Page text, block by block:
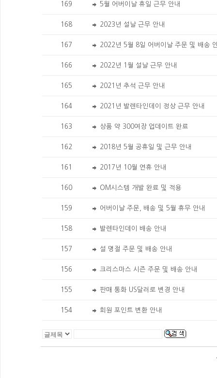
169 5월 어버이날 휴일 근무 안내
168 2023년 설날 근무 안내
167 2022년 5월 8일 어버이날 주문 및 배송
166 2022년 1월 설날 근무 안내
165 2021년 추석 근무 안내
164 2021년 발렌타인데이 정상 근무 안내
163 상품 약 300여장 업데이트 완료
162 2018년 5월 공휴일 및 근무 안내
161 2017년 10월 연휴 안내
160 OM시스템 개발 완료 및 적용
159 어버이날 주문, 배송 및 5월 휴무 안내
158 발렌타인데이 배송 안내
157 설 명절 주문 및 배송 안내
156 크리스마스 시즌 주문 및 배송 안내
155 판매 통화 US달러로 변경 안내
154 회원 포인트 변환 안내